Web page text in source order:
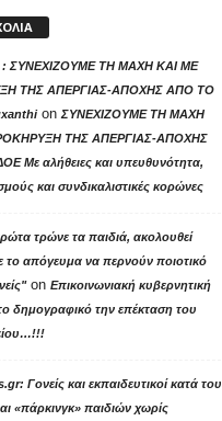
: ΣΥΝΕΧΙΖΟΥΜΕ ΤΗ ΜΑΧΗ ΚΑΙ ΜΕ
ΤΗΣ ΑΠΕΡΓΙΑΣ-ΑΠΟΧΗΣ ΑΠΟ ΤΟ
on ΣΥΝΕΧΙΖΟΥΜΕ ΤΗ ΜΑΧΗ
ΤΗΣ ΑΠΕΡΓΙΑΣ-ΑΠΟΧΗΣ
Με αλήθειες και υπευθυνότητα,
και συνδικαλιστικές κορώνες
τρώνε τα παιδιά, ακολουθεί
το απόγευμα να περνούν ποιοτικό
on Επικοινωνιακή κυβερνητική
δημογραφικό την επέκταση του
Γονείς και εκπαιδευτικοί κατά του
«πάρκινγκ» παιδιών χωρίς